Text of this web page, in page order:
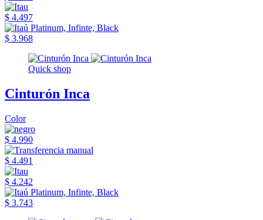
$ 4.497
$ 3.968
Quick shop
Cinturón Inca
Color
$ 4.990
$ 4.491
$ 4.242
$ 3.743